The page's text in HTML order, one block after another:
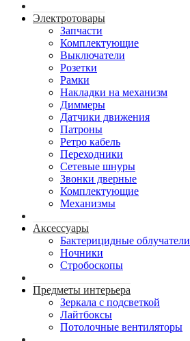
Электротовары
Запчасти
Комплектующие
Выключатели
Розетки
Рамки
Накладки на механизм
Диммеры
Датчики движения
Патроны
Ретро кабель
Переходники
Сетевые шнуры
Звонки дверные
Комплектующие
Механизмы
Аксессуары
Бактерицидные облучатели
Ночники
Стробоскопы
Предметы интерьера
Зеркала с подсветкой
Лайтбоксы
Потолочные вентиляторы